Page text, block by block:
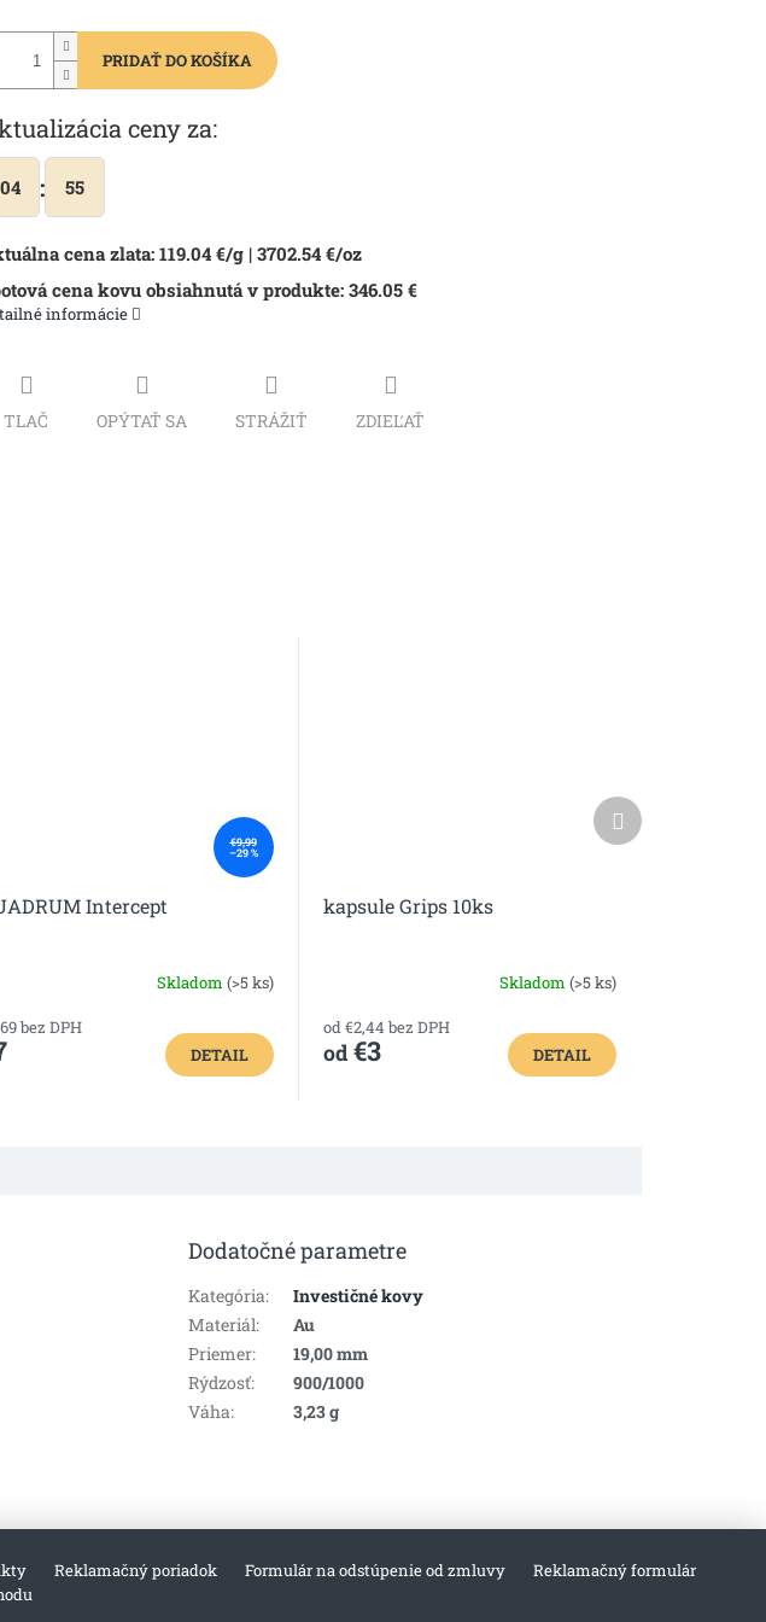
PRIDAŤ DO KOŠÍKA
ceny za:
04 : 55
cena zlata:119.04 €/g | 3702.54 €/oz
cena kovu obsiahnutá v produkte:346.05 €
informácie
TLAČ OPÝTAŤ SA STRÁŽIŤ ZDIEĽAŤ
€9,99
–29 %
Intercept
Skladom (>5 ks)
bez DPH
DETAIL
kapsule Grips 10ks
Skladom (>5 ks)
od €2,44 bez DPH
od€3 DETAIL
Ďalší
produkt
Dodatočné parametre
Kategória:
Investičné kovy
Materiál:
Au
Priemer:
19,00 mm
Rýdzosť:
900/1000
Váha: 3,23 g
Reklamačný poriadok Formulár na odstúpenie od zmluvy
Reklamačný formulár